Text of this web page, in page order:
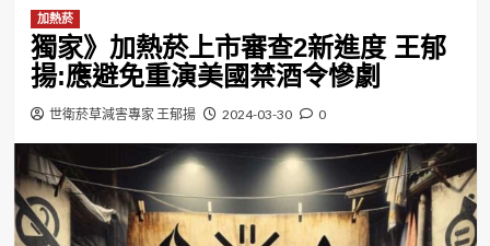
加熱菸
獨家》加熱菸上市審查2新進度 王郁
揚:應避免重演美國禁酒令慘劇
世衛菸草減害專家 王郁揚 2024-03-30 0